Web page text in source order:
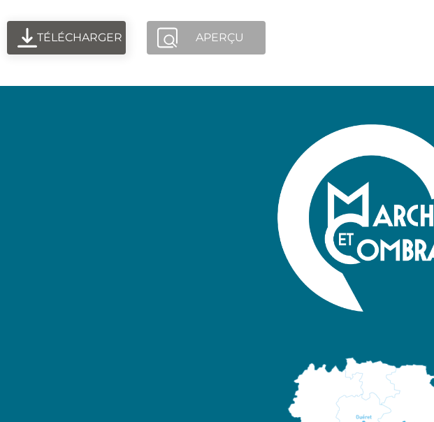
TÉLÉCHARGER APERÇU